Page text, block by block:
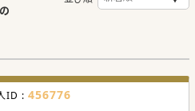
ID : 456776